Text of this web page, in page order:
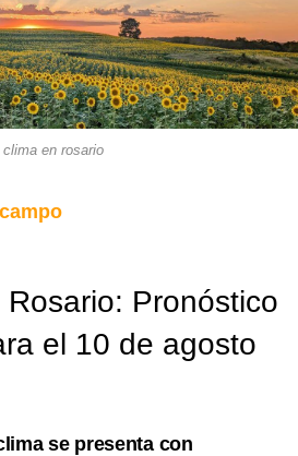
clima en rosario
Pronóstico
el 10 de agosto
se presenta con